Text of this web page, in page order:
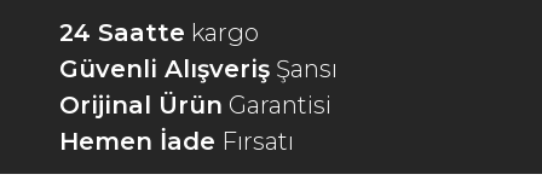
24 Saatte kargo
Güvenli Alışveriş Şansı
Orijinal Ürün Garantisi
Hemen İade Fırsatı